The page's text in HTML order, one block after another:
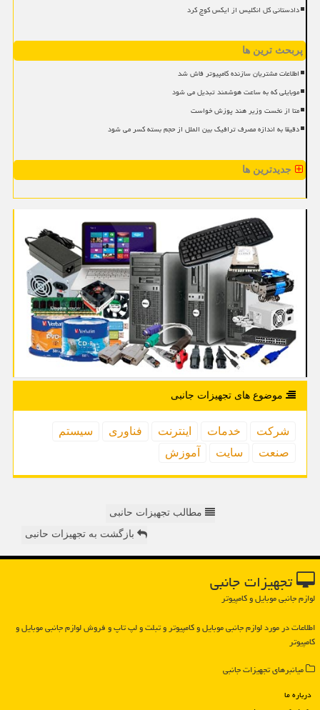
دادستانی کل انگلیس از ایکس کوچ کرد
پربحث ترین ها
اطلاعات مشتریان سازنده کامپیوتر فاش شد
موبایلی که به ساعت هوشمند تبدیل می شود
متا از نخست وزیر هند پوزش خواست
دقیقا به اندازه مصرف ترافیک بین الملل از حجم بسته کسر می شود
جدیدترین ها
موضوع های تجهیزات جانبی
شركت خدمات اینترنت فناوری
سیستم
صنعت
سایت آموزش
مطالب تجهیزات حانبی
بازگشت به تجهیزات حانبی
تجهیزات جانبی
لوازم جانبی موبایل و کامپیوتر
اطلاعات در مورد لوازم جانبی موبایل و كامپیوتر و تبلت و لپ تاپ و فروش لوازم جانبی موبایل و
كامپیوتر
میانبرهای تجهیزات جانبی
درباره ما